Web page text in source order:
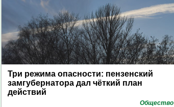
Три режима опасности: пензенский
замгубернатора дал чёткий план
действий
Общество